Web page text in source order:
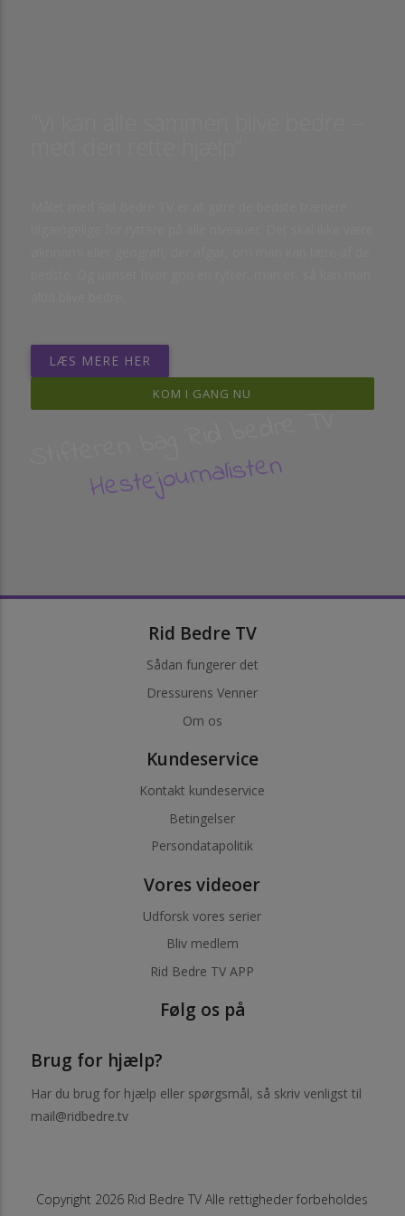
LÆS MERE HER
KOM I GANG NU
Stifteren bag Rid bedre TV
Hestejournalisten
Rid Bedre TV
Sådan fungerer det
Dressurens Venner
Om os
Kundeservice
Kontakt kundeservice
Betingelser
Persondatapolitik
Vores videoer
Udforsk vores serier
Bliv medlem
Rid Bedre TV APP
Følg os på
Brug for hjælp?
Har du brug for hjælp eller spørgsmål, så skriv venligst til
mail@ridbedre.tv
Copyright 2026 Rid Bedre TV Alle rettigheder forbeholdes